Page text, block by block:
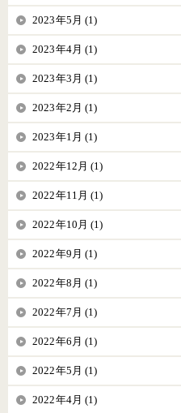
2023年5月 (1)
2023年4月 (1)
2023年3月 (1)
2023年2月 (1)
2023年1月 (1)
2022年12月 (1)
2022年11月 (1)
2022年10月 (1)
2022年9月 (1)
2022年8月 (1)
2022年7月 (1)
2022年6月 (1)
2022年5月 (1)
2022年4月 (1)